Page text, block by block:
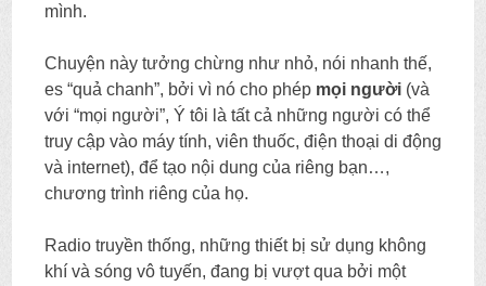
mình.
Chuyện này tưởng chừng như nhỏ, nói nhanh thế,
es “quả chanh”, bởi vì nó cho phép mọi người (và
với “mọi người”, Ý tôi là tất cả những người có thể
truy cập vào máy tính, viên thuốc, điện thoại di động
và internet), để tạo nội dung của riêng bạn…,
chương trình riêng của họ.
Radio truyền thống, những thiết bị sử dụng không
khí và sóng vô tuyến, đang bị vượt qua bởi một